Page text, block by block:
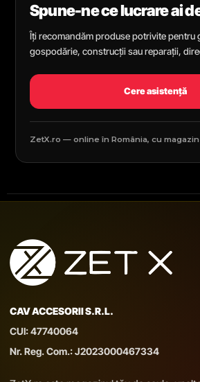
Spune-ne ce lucrare ai
Îți recomandăm produse potrivite pentru
gospodărie, construcții sau reparații,
Cere asistență
ZetX.ro — online în România, cu
CAV ACCESORII S.R.L.
CUI: 47740064
Nr. Reg. Com.: J2023000467334